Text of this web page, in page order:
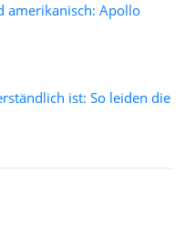
amerikanisch: Apollo
ist: So leiden die